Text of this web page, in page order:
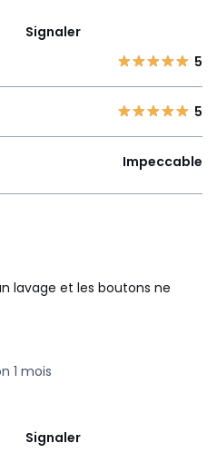
Signaler
5
5
Impeccable
lavage et les boutons ne
1 mois
Signaler